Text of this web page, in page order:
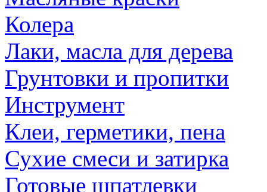
Колера
Лаки, масла для дерева
Грунтовки и пропитки
Инструмент
Клеи, герметики, пена
Сухие смеси и затирка
Готовые шпатлевки